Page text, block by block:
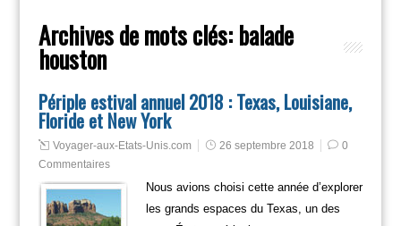
Archives de mots clés: balade
houston
Périple estival annuel 2018 : Texas, Louisiane,
Floride et New York
Voyager-aux-Etats-Unis.com 26 septembre 2018
0
Commentaires
Nous avions choisi cette année d’explorer
les grands espaces du Texas, un des